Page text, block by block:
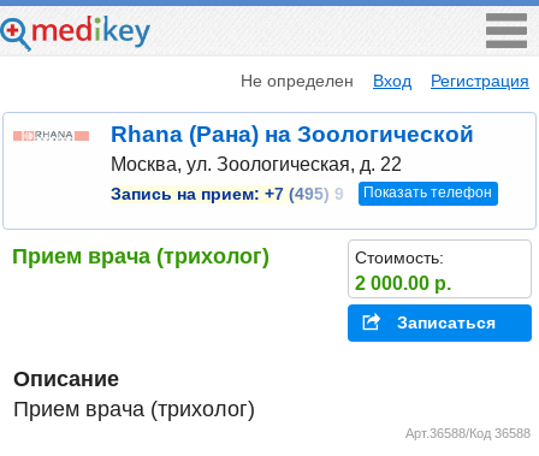
Не определен Вход Регистрация
Rhana (Рана) на Зоологической
Москва, ул. Зоологическая, д. 22
Запись на прием: +7 (495) 9 Показать телефон
Прием врача (трихолог) Стоимость:
2 000.00 р.
Записаться
Описание
Прием врача (трихолог)
Арт.36588/Код 36588